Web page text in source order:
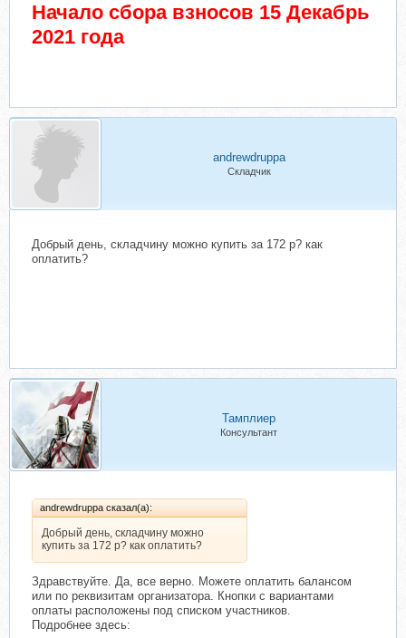
Начало сбора взносов 15 Декабрь
2021 года
andrewdruppa
Складчик
Добрый день, складчину можно купить за 172 р? как
оплатить?
Тамплиер
Консультант
andrewdruppa сказал(а):
Добрый день, складчину можно
купить за 172 р? как оплатить?
Здравствуйте. Да, все верно. Можете оплатить балансом
или по реквизитам организатора. Кнопки с вариантами
оплаты расположены под списком участников.
Подробнее здесь: